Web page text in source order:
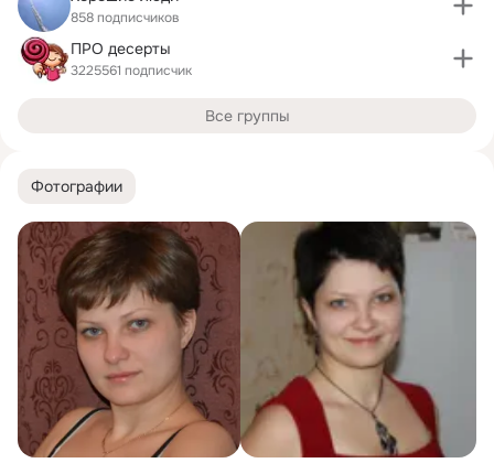
Фотографии
858 подписчиков
ПРО десерты
3225561 подписчик
Все группы